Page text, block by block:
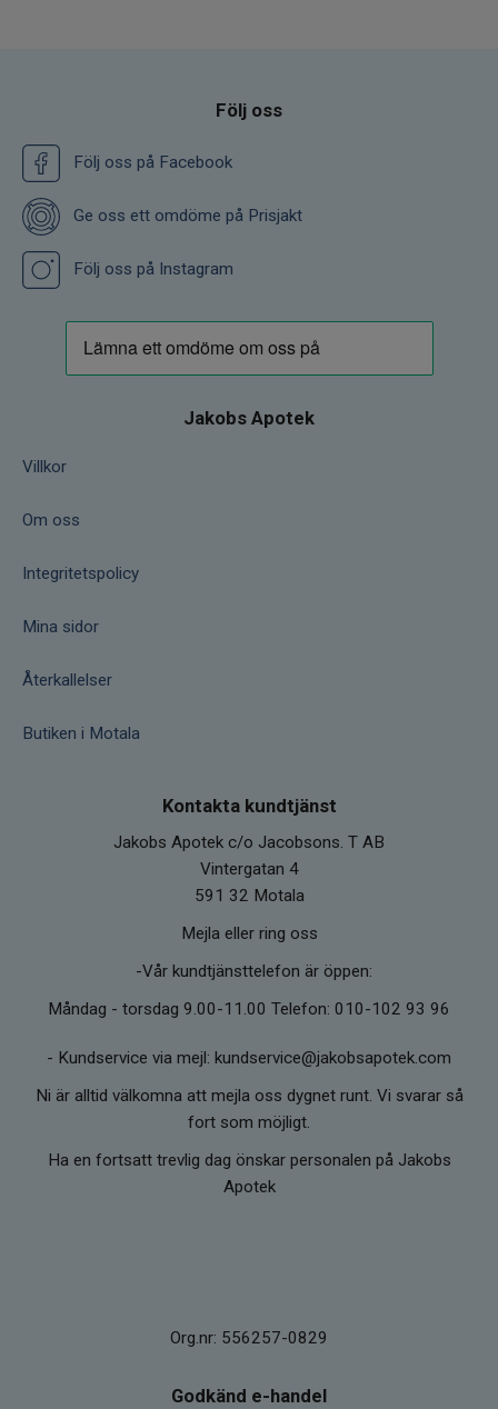
Följ oss
Följ oss på Facebook
Ge oss ett omdöme på Prisjakt
Följ oss på Instagram
Jakobs Apotek
Villkor
Om oss
Integritetspolicy
Mina sidor
Återkallelser
Butiken i Motala
Kontakta kundtjänst
Jakobs Apotek c/o Jacobsons. T AB
Vintergatan 4
591 32 Motala
Mejla eller ring oss
-Vår kundtjänsttelefon är öppen:
Måndag - torsdag 9.00-11.00 Telefon: 010-102 93 96
- Kundservice via mejl: kundservice@jakobsapotek.com
Ni är alltid välkomna att mejla oss dygnet runt. Vi svarar så
fort som möjligt.
Ha en fortsatt trevlig dag önskar personalen på Jakobs
Apotek
Org.nr: 556257-0829
Godkänd e-handel